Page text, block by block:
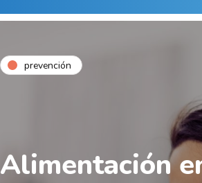
prevención
Alimentación